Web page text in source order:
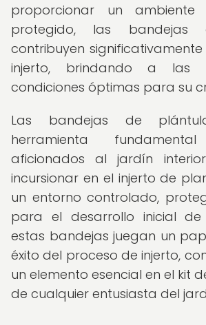
proporcionar un
protegido, las bandejas
contribuyen
injerto, brindando a las
condiciones óptimas para su
Las bandejas de
herramienta
aficionados al jardín
incursionar en el injerto de
un entorno controlado,
para el desarrollo inicial de
estas bandejas juegan un
éxito del proceso de injerto,
un elemento esencial en el kit
de cualquier entusiasta del